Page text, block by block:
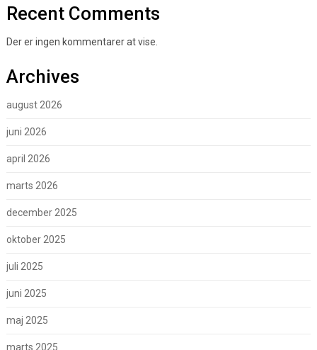
Recent Comments
Der er ingen kommentarer at vise.
Archives
august 2026
juni 2026
april 2026
marts 2026
december 2025
oktober 2025
juli 2025
juni 2025
maj 2025
marts 2025